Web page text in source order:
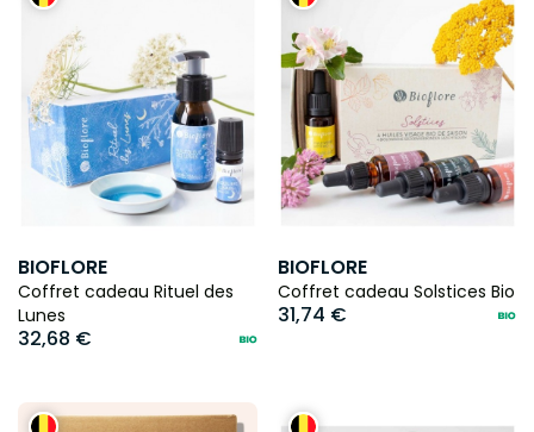
BIOFLORE
Coffret cadeau Rituel des
Lunes
32,68 €
BIOFLORE
Coffret cadeau Solstices Bio
31,74 €